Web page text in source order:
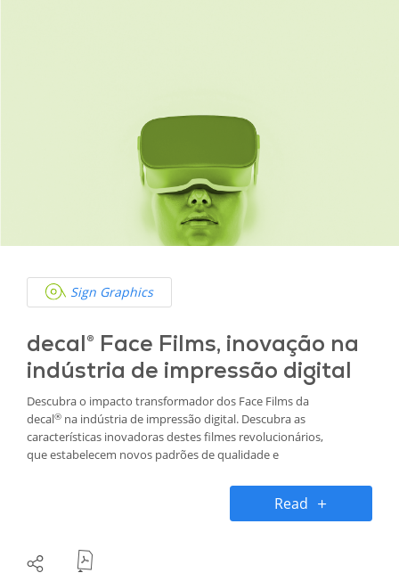
Sign Graphics
decal® Face Films, inovação na
indústria de impressão digital
Descubra o impacto transformador dos Face Films da
decal® na indústria de impressão digital. Descubra as
características inovadoras destes filmes revolucionários,
que estabelecem novos padrões de qualidade e
Read